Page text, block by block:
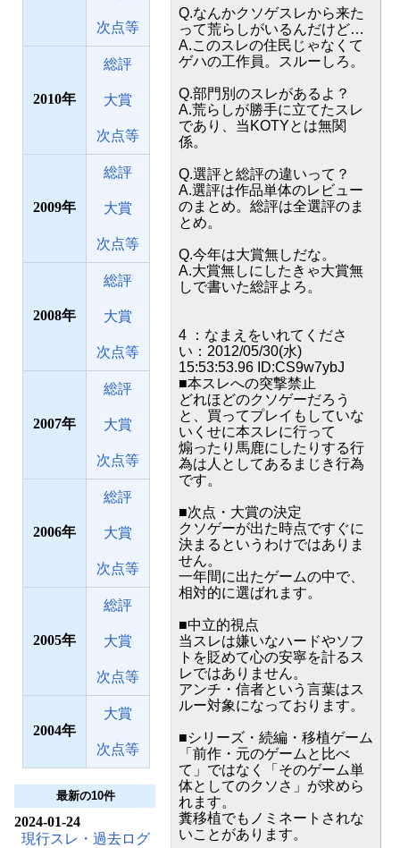
次点等
2010
総評
大賞
次点等
2009
総評
大賞
次点等
2008
総評
大賞
次点等
2007
総評
大賞
次点等
2006
総評
大賞
次点等
2005
総評
大賞
次点等
2004
大賞
次点等
最新の10件
2024-01-24
現行スレ・過去ログ
Q.なんかクソゲスレから来た
って荒らしがいるんだけど…
A.このスレの住民じゃなくて
ゲハの工作員。スルーしろ。
Q.部門別のスレがあるよ？
A.荒らしが勝手に立てたスレ
であり、当KOTYとは無関
係。
Q.選評と総評の違いって？
A.選評は作品単体のレビュー
のまとめ。総評は全選評のま
とめ。
Q.今年は大賞無しだな。
A.大賞無しにしたきゃ大賞無
しで書いた総評よろ。
4 ：なまえをいれてくださ
い：2012/05/30(水)
15:53:53.96 ID:CS9w7ybJ
■本スレへの突撃禁止
どれほどのクソゲーだろう
と、買ってプレイもしていな
いくせに本スレに行って
煽ったり馬鹿にしたりする行
為は人としてあるまじき行為
です。
■次点・大賞の決定
クソゲーが出た時点ですぐに
決まるというわけではありま
せん。
一年間に出たゲームの中で、
相対的に選ばれます。
■中立的視点
当スレは嫌いなハードやソフ
トを貶めて心の安寧を計るス
レではありません。
アンチ・信者という言葉はス
ルー対象になっております。
■シリーズ・続編・移植ゲーム
「前作・元のゲームと比べ
て」ではなく「そのゲーム単
体としてのクソさ」が求めら
れます。
糞移植でもノミネートされな
いことがあります。